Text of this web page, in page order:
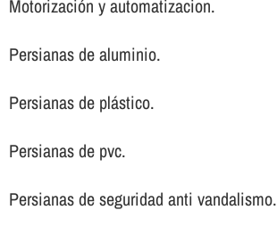
Motorización y automatizacion.
Persianas de aluminio.
Persianas de plástico.
Persianas de pvc.
Persianas de seguridad anti vandalismo.